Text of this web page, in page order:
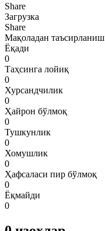
Share
Загрузка
Share
Мақоладан таъсирланиш
Ёқади
0
Таҳсинга лойиқ
0
Хурсандчилик
0
Ҳайрон бўлмоқ
0
Тушкунлик
0
Хомушлик
0
Ҳафсаласи пир бўлмоқ
0
Ёқмайди
0